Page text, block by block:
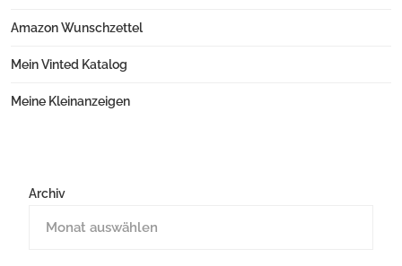
Amazon Wunschzettel
Mein Vinted Katalog
Meine Kleinanzeigen
Archiv